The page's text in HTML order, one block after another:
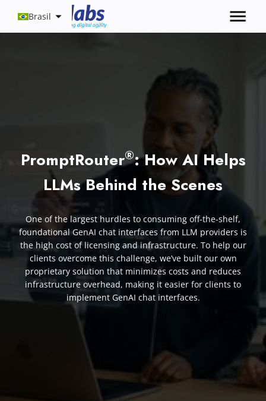
Brasil
PromptRouter®: How AI Helps
LLMs Behind the Scenes
One of the largest hurdles to consuming off-the-shelf,
foundational GenAI chat interfaces from LLM providers is
the high cost of licensing and infrastructure. To help our
clients overcome this challenge, we’ve built our own
proprietary solution that minimizes costs and reduces
infrastructure overhead, making it easier for clients to
implement GenAI chat interfaces.